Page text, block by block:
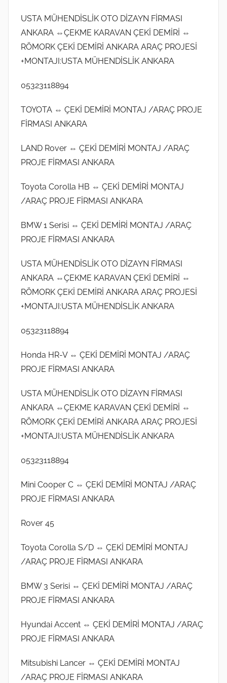
USTA MÜHENDİSLİK OTO DİZAYN FİRMASI
ANKARA ⇔ÇEKME KARAVAN ÇEKİ DEMİRİ ⇔
RÖMORK ÇEKİ DEMİRİ ANKARA ARAÇ PROJESİ
+MONTAJI:USTA MÜHENDİSLİK ANKARA
05323118894
TOYOTA ⇔ ÇEKİ DEMİRİ MONTAJ /ARAÇ PROJE
FİRMASI ANKARA
LAND Rover ⇔ ÇEKİ DEMİRİ MONTAJ /ARAÇ
PROJE FİRMASI ANKARA
Toyota Corolla HB ⇔ ÇEKİ DEMİRİ MONTAJ
/ARAÇ PROJE FİRMASI ANKARA
BMW 1 Serisi ⇔ ÇEKİ DEMİRİ MONTAJ /ARAÇ
PROJE FİRMASI ANKARA
USTA MÜHENDİSLİK OTO DİZAYN FİRMASI
ANKARA ⇔ÇEKME KARAVAN ÇEKİ DEMİRİ ⇔
RÖMORK ÇEKİ DEMİRİ ANKARA ARAÇ PROJESİ
+MONTAJI:USTA MÜHENDİSLİK ANKARA
05323118894
Honda HR-V ⇔ ÇEKİ DEMİRİ MONTAJ /ARAÇ
PROJE FİRMASI ANKARA
USTA MÜHENDİSLİK OTO DİZAYN FİRMASI
ANKARA ⇔ÇEKME KARAVAN ÇEKİ DEMİRİ ⇔
RÖMORK ÇEKİ DEMİRİ ANKARA ARAÇ PROJESİ
+MONTAJI:USTA MÜHENDİSLİK ANKARA
05323118894
Mini Cooper C ⇔ ÇEKİ DEMİRİ MONTAJ /ARAÇ
PROJE FİRMASI ANKARA
Rover 45
Toyota Corolla S/D ⇔ ÇEKİ DEMİRİ MONTAJ
/ARAÇ PROJE FİRMASI ANKARA
BMW 3 Serisi ⇔ ÇEKİ DEMİRİ MONTAJ /ARAÇ
PROJE FİRMASI ANKARA
Hyundai Accent ⇔ ÇEKİ DEMİRİ MONTAJ /ARAÇ
PROJE FİRMASI ANKARA
Mitsubishi Lancer ⇔ ÇEKİ DEMİRİ MONTAJ
/ARAÇ PROJE FİRMASI ANKARA